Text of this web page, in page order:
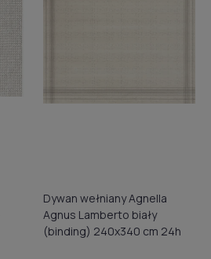
Dywan wełniany Agnella
Agnus Lamberto biały
(binding) 240x340 cm 24h